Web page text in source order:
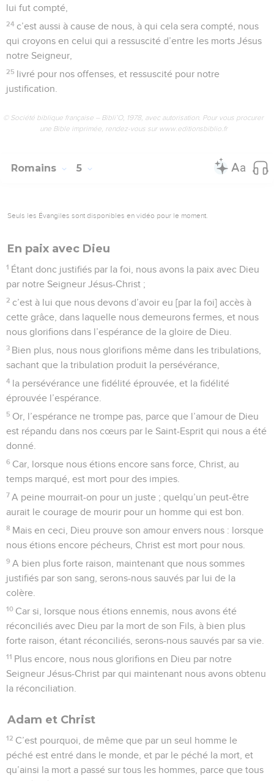
lui fut compté,
24 c’est aussi à cause de nous, à qui cela sera compté, nous
qui croyons en celui qui a ressuscité d’entre les morts Jésus
notre Seigneur,
25 livré pour nos offenses, et ressuscité pour notre
justification.
© Société biblique française – Bibli’O, 1978, avec autorisation. Pour vous procurer
une Bible imprimée, rendez-vous sur www.editionsbiblio.fr
Romains 5
Seuls les Évangiles sont disponibles en vidéo pour le moment.
En paix avec Dieu
1 Étant donc justifiés par la foi, nous avons la paix avec Dieu
par notre Seigneur Jésus-Christ ;
2 c’est à lui que nous devons d’avoir eu [par la foi] accès à
cette grâce, dans laquelle nous demeurons fermes, et nous
nous glorifions dans l’espérance de la gloire de Dieu.
3 Bien plus, nous nous glorifions même dans les tribulations,
sachant que la tribulation produit la persévérance,
4 la persévérance une fidélité éprouvée, et la fidélité
éprouvée l’espérance.
5 Or, l’espérance ne trompe pas, parce que l’amour de Dieu
est répandu dans nos cœurs par le Saint-Esprit qui nous a été
donné.
6 Car, lorsque nous étions encore sans force, Christ, au
temps marqué, est mort pour des impies.
7 A peine mourrait-on pour un juste ; quelqu’un peut-être
aurait le courage de mourir pour un homme qui est bon.
8 Mais en ceci, Dieu prouve son amour envers nous : lorsque
nous étions encore pécheurs, Christ est mort pour nous.
9 A bien plus forte raison, maintenant que nous sommes
justifiés par son sang, serons-nous sauvés par lui de la
colère.
10 Car si, lorsque nous étions ennemis, nous avons été
réconciliés avec Dieu par la mort de son Fils, à bien plus
forte raison, étant réconciliés, serons-nous sauvés par sa vie.
11 Plus encore, nous nous glorifions en Dieu par notre
Seigneur Jésus-Christ par qui maintenant nous avons obtenu
la réconciliation.
Adam et Christ
12 C’est pourquoi, de même que par un seul homme le
péché est entré dans le monde, et par le péché la mort, et
qu’ainsi la mort a passé sur tous les hommes, parce que tous